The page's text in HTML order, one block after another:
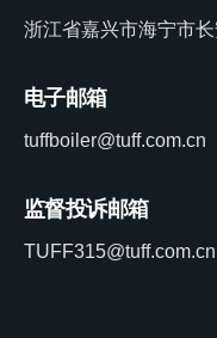
浙江省嘉兴市海宁市
电子邮箱
tuffboiler@tuff.com.cn
监督投诉邮箱
TUFF315@tuff.com.cn